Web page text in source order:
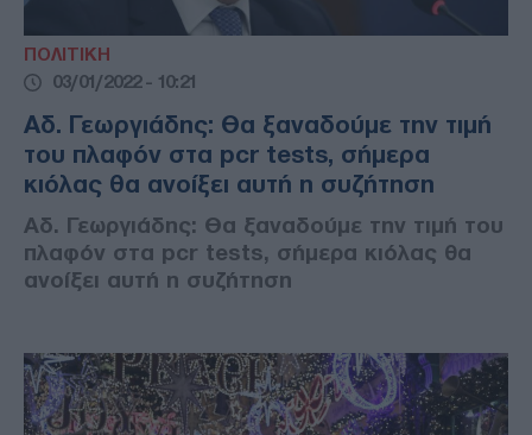
ΠΟΛΙΤΙΚΗ
03/01/2022 - 10:21
Αδ. Γεωργιάδης: Θα ξαναδούμε την τιμή
του πλαφόν στα pcr tests, σήμερα
κιόλας θα ανοίξει αυτή η συζήτηση
Αδ. Γεωργιάδης: Θα ξαναδούμε την τιμή του
πλαφόν στα pcr tests, σήμερα κιόλας θα
ανοίξει αυτή η συζήτηση